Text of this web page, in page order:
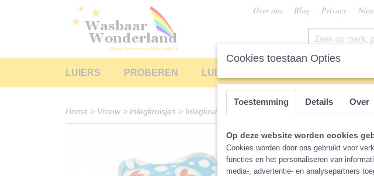
Over ons Blog Privacy
LUIERS PROBEREN LUIERS LEASEN
Home > Vrouw> Inlegkruisjes > Inlegkruisje bio-katoen print
€ 3,49 (inclusief
Cookies toestaan Opties
Toestemming Details Over
Op deze website worden cookies
Cookies worden door ons gebruikt voor
functies en het personaliseren van
media-, advertentie- en analysepartners